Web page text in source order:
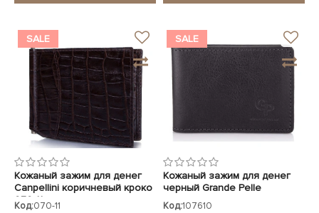
SALE
Кожаный зажим для денег
Canpellini коричневый кроко
070-11
Код:070-11
SALE
Кожаный зажим для денег
черный Grande Pelle
Код:107610